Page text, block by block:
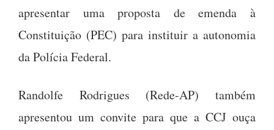
apresentar uma proposta de emenda à
Constituição (PEC) para instituir a autonomia
da Polícia Federal.
Randolfe Rodrigues (Rede-AP) também
apresentou um convite para que a CCJ ouça